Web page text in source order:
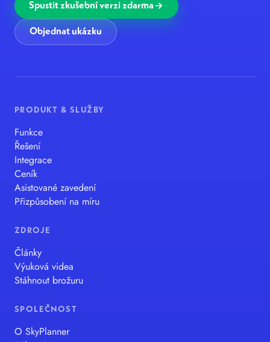
Spustit zkušební verzi zdarma
Objednat ukázku
PRODUKT & SLUŽBY
Funkce
Řešení
Integrace
Ceník
Asistované zavedení
Přizpůsobení na míru
ZDROJE
Články
Výuková videa
Stáhnout brožuru
SPOLEČNOST
O SkyPlanner